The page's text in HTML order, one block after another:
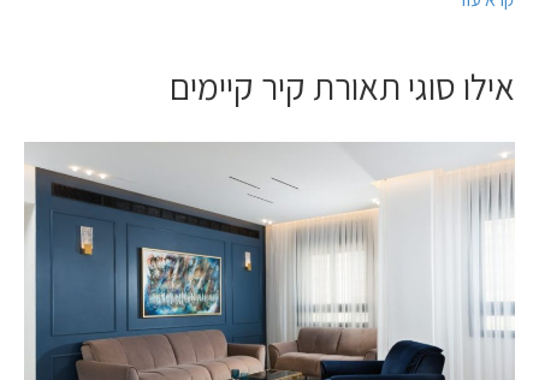
אילו סוגי תאורת קיר קיימים